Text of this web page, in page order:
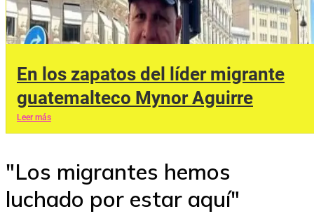
En los zapatos del líder migrante
guatemalteco Mynor Aguirre
Leer más
"Los migrantes hemos
luchado por estar aquí"